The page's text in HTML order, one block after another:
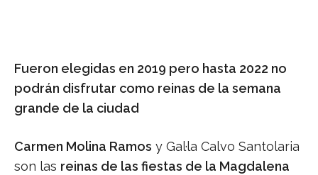
Fueron elegidas en 2019 pero hasta 2022 no
podrán disfrutar como reinas de la semana
grande de la ciudad
Carmen Molina Ramos y Gal·la Calvo Santolaria
son las reinas de las fiestas de la Magdalena